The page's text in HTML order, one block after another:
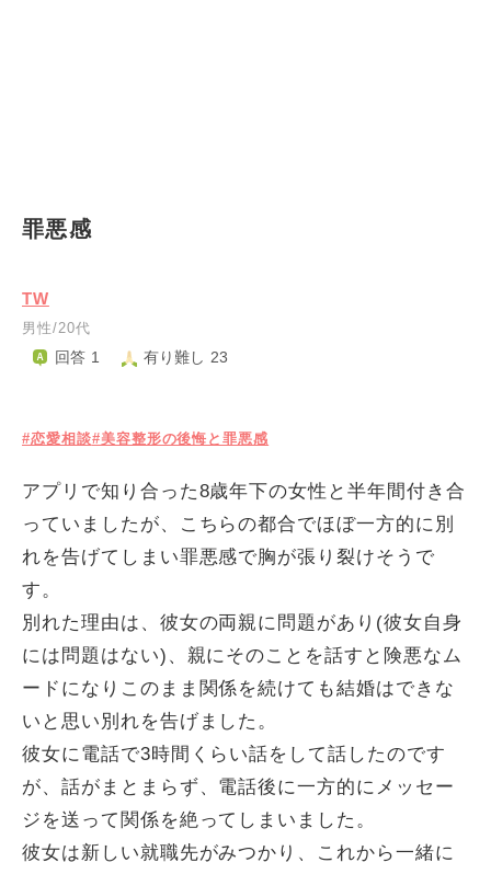
罪悪感
TW
男性/20代
回答 1 有り難し 23
#恋愛相談#美容整形の後悔と罪悪感
アプリで知り合った8歳年下の女性と半年間付き合
っていましたが、こちらの都合でほぼ一方的に別
れを告げてしまい罪悪感で胸が張り裂けそうで
す。
別れた理由は、彼女の両親に問題があり(彼女自身
には問題はない)、親にそのことを話すと険悪なム
ードになりこのまま関係を続けても結婚はできな
いと思い別れを告げました。
彼女に電話で3時間くらい話をして話したのです
が、話がまとまらず、電話後に一方的にメッセー
ジを送って関係を絶ってしまいました。
彼女は新しい就職先がみつかり、これから一緒に